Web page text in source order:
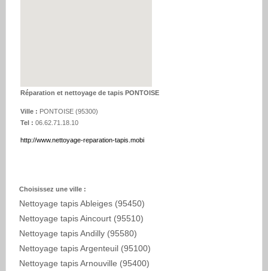
Réparation et nettoyage de tapis PONTOISE
Ville : PONTOISE(95300)
Tel : 06.62.71.18.10
http://www.nettoyage-reparation-tapis.mobi
Choisissez une ville :
Nettoyage tapis Ableiges (95450)
Nettoyage tapis Aincourt (95510)
Nettoyage tapis Andilly (95580)
Nettoyage tapis Argenteuil (95100)
Nettoyage tapis Arnouville (95400)